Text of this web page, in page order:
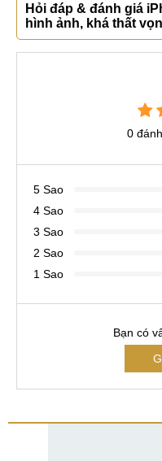
Hỏi đáp & đánh giá
hình ảnh, khá thất
0
5 Sao
4 Sao
3 Sao
2 Sao
1 Sao
Bạn có